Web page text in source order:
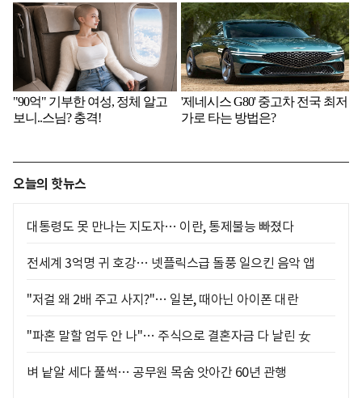
오늘의 핫뉴스
대통령도 못 만나는 지도자… 이란, 통제불능 빠졌다
전세계 3억명 귀 호강… 넷플릭스급 돌풍 일으킨 음악 앱
"저걸 왜 2배 주고 사지?"… 일본, 때아닌 아이폰 대란
"파혼 말할 엄두 안 나"… 주식으로 결혼자금 다 날린 女
벼 낱알 세다 풀썩… 공무원 목숨 앗아간 60년 관행